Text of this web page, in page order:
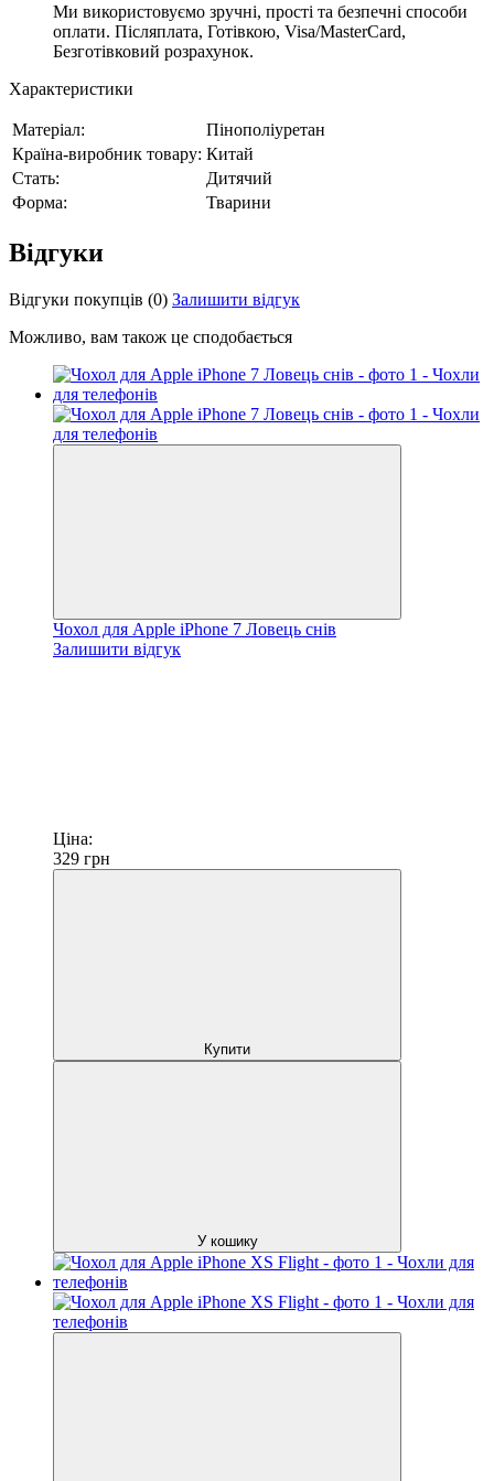
Ми використовуємо зручні, прості та безпечні способи
оплати. Післяплата, Готівкою, Visa/MasterCard,
Безготівковий розрахунок.
Характеристики
Матеріал:
Пінополіуретан
Країна-виробник товару: Китай
Стать:
Дитячий
Форма:
Тварини
Відгуки
Відгуки покупців (0) Залишити відгук
Можливо, вам також це сподобається
Чохол для Apple iPhone 7 Ловець снів
Залишити відгук
Ціна:
329 грн
Купити
У кошику